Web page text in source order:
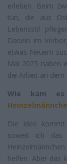
erleben. Beim
tun, die aus
Lebensstil
Dasein im
etwas Neuem
Mai 2025 haben
die Arbeit an
Wie kam
Die Idee
soweit ich
helfen. Aber das